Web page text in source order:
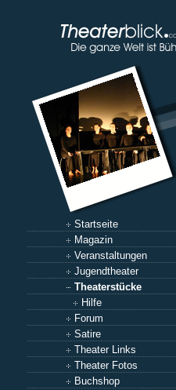
Startseite
Magazin
Veranstaltungen
Jugendtheater
Theaterstücke
Hilfe
Forum
Satire
Theater Links
Theater Fotos
Buchshop